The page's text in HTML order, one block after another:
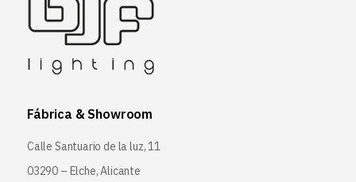
Fábrica & Showroom
Calle Santuario de la luz, 11
03290 – Elche, Alicante